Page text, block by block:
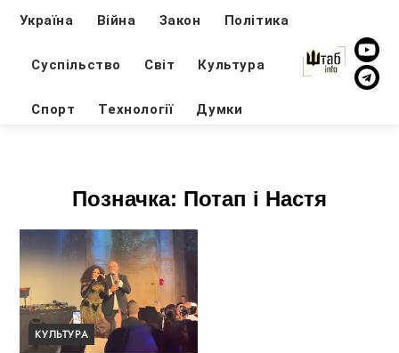
Україна Війна Закон Політика
Суспільство Світ Культура
Спорт Технології Думки
Позначка: Потап і Настя
КУЛЬТУРА